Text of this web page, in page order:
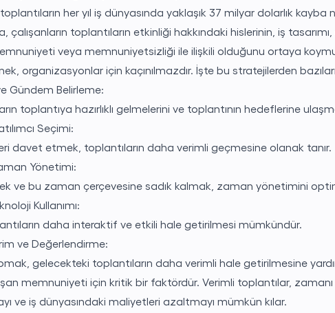
her yıl iş dünyasında yaklaşık 37 milyar dolarlık kayba
toplantıların etkinliği hakkındaki hislerinin, iş
veya memnuniyetsizliği ile ilişkili olduğunu ortaya
organizasyonlar için kaçınılmazdır. İşte bu stratejilerden
Gündem Belirleme:
toplantıya hazırlıklı gelmelerini ve toplantının hedeflerine
Seçimi:
davet etmek, toplantıların daha verimli geçmesine olanak tanır.
Yönetimi:
ve bu zaman çerçevesine sadık kalmak, zaman yönetimini
Kullanımı:
daha interaktif ve etkili hale getirilmesi mümkündür.
ve Değerlendirme:
gelecekteki toplantıların daha verimli hale getirilmesine
memnuniyeti için kritik bir faktördür. Verimli toplantılar, zamanı
ve iş dünyasındaki maliyetleri azaltmayı mümkün kılar.